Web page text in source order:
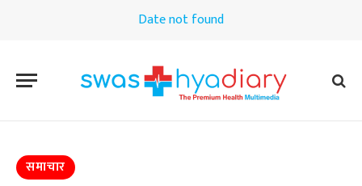
Date not found
समाचार